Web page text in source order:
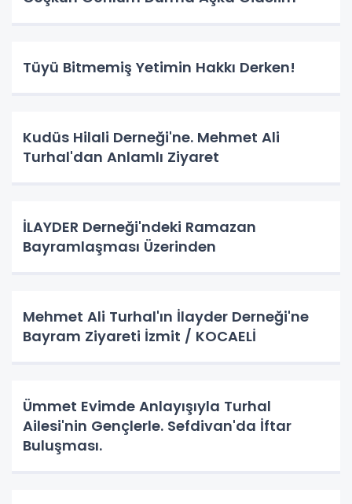
Tüyü Bitmemiş Yetimin Hakkı Derken!
Kudüs Hilali Derneği'ne. Mehmet Ali
Turhal'dan Anlamlı Ziyaret
İLAYDER Derneği'ndeki Ramazan
Bayramlaşması Üzerinden
Mehmet Ali Turhal'ın İlayder Derneği'ne
Bayram Ziyareti İzmit / KOCAELİ
Ümmet Evimde Anlayışıyla Turhal
Ailesi'nin Gençlerle. Sefdivan'da İftar
Buluşması.